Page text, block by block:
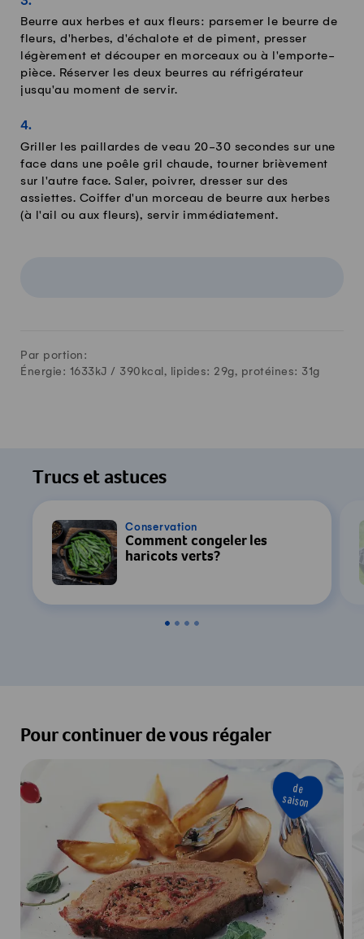
Beurre aux herbes et aux fleurs: parsemer le beurre de
fleurs, d'herbes, d'échalote et de piment, presser
légèrement et découper en morceaux ou à l'emporte-
pièce. Réserver les deux beurres au réfrigérateur
jusqu'au moment de servir.
Griller les paillardes de veau 20-30 secondes sur une
face dans une poêle gril chaude, tourner brièvement
sur l'autre face. Saler, poivrer, dresser sur des
assiettes. Coiffer d'un morceau de beurre aux herbes
(à l'ail ou aux fleurs), servir immédiatement.
Par portion:
Énergie: 1633kJ / 390 kcal, lipides: 29g, protéines: 31g
Trucs et astuces
Conservation
Comment congeler les
haricots verts?
Pour continuer de vous régaler
de
saison